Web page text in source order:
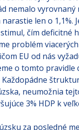
krajiny ako
nemalo
len o
čím
problém
EU od nás
o tomto
Každopádne
neumožnia